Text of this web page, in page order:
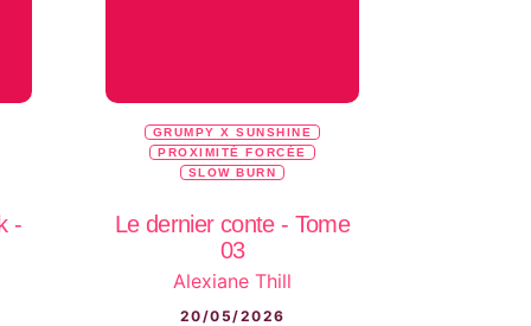
-
GRUMPY X SUNSHINE
PROXIMITÉ FORCÉE
SLOW BURN
Le dernier conte - Tome
03
Alexiane Thill
20/05/2026